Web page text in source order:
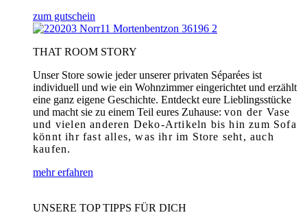
zum gutschein
THAT ROOM STORY
Unser Store sowie jeder unserer privaten Séparées ist
individuell und wie ein Wohnzimmer eingerichtet und erzählt
eine ganz eigene Geschichte. Entdeckt eure Lieblingsstücke
und macht sie zu einem Teil eures Zuhause: von der Vase
und vielen anderen Deko-Artikeln bis hin zum Sofa
könnt ihr fast alles, was ihr im Store seht, auch
kaufen.
mehr erfahren
UNSERE TOP TIPPS FÜR DICH